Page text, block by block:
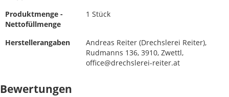
Produktmenge -
Nettofüllmenge
1 Stück
Herstellerangaben
Andreas Reiter (Drechslerei Reiter),
Rudmanns 136, 3910, Zwettl,
office@drechslerei-reiter.at
Bewertungen